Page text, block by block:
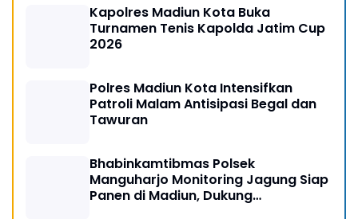
Kapolres Madiun Kota Buka
Turnamen Tenis Kapolda Jatim Cup
2026
Polres Madiun Kota Intensifkan
Patroli Malam Antisipasi Begal dan
Tawuran
Bhabinkamtibmas Polsek
Manguharjo Monitoring Jagung Siap
Panen di Madiun, Dukung